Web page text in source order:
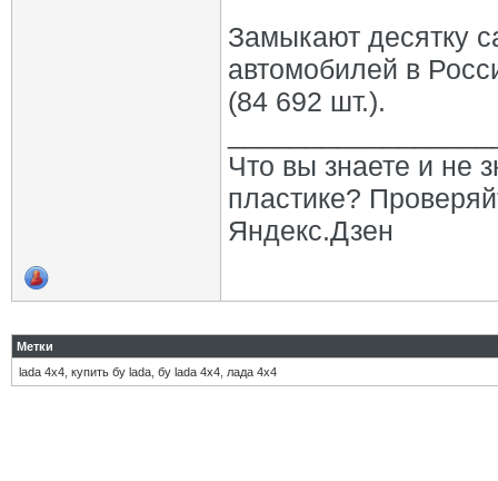
Замыкают десятку
автомобилей в
(84 692 шт.).
Что вы знаете и не
пластике?
Яндекс.Дзен
Метки
lada 4х4 купить бу lada бу lada 4х4 лада 4х4